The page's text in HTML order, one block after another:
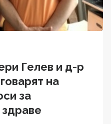
Гелев и д-р
на
за